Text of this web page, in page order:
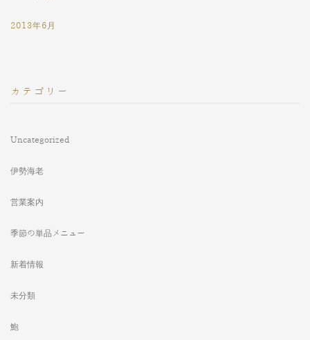
2013年6月
カテゴリー
Uncategorized
伊勢海老
営業案内
季節の単品メニュー
新着情報
未分類
鮑